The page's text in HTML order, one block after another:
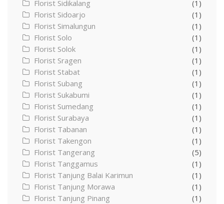
Florist Sidikalang
(1)
Florist Sidoarjo
(1)
Florist Simalungun
(1)
Florist Solo
(1)
Florist Solok
(1)
Florist Sragen
(1)
Florist Stabat
(1)
Florist Subang
(1)
Florist Sukabumi
(1)
Florist Sumedang
(1)
Florist Surabaya
(1)
Florist Tabanan
(1)
Florist Takengon
(1)
Florist Tangerang
(5)
Florist Tanggamus
(1)
Florist Tanjung Balai Karimun
(1)
Florist Tanjung Morawa
(1)
Florist Tanjung Pinang
(1)